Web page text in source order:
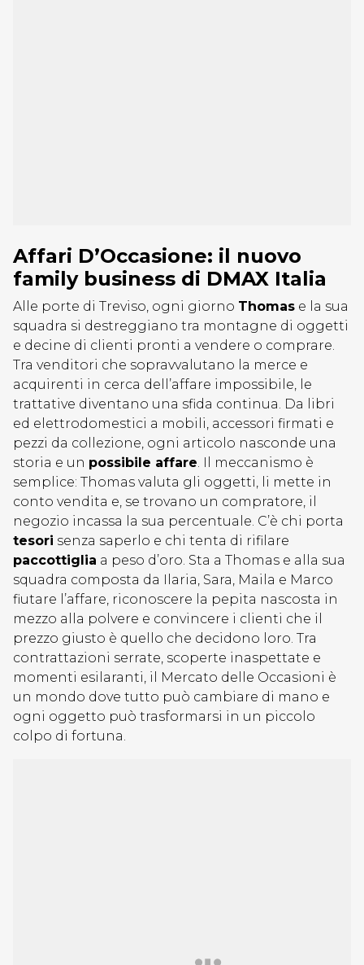
Affari D’Occasione: il nuovo
family business di DMAX Italia
Alle porte di Treviso, ogni giorno Thomas e la sua
squadra si destreggiano tra montagne di oggetti
e decine di clienti pronti a vendere o comprare.
Tra venditori che sopravvalutano la merce e
acquirenti in cerca dell’affare impossibile, le
trattative diventano una sfida continua. Da libri
ed elettrodomestici a mobili, accessori firmati e
pezzi da collezione, ogni articolo nasconde una
storia e un possibile affare. Il meccanismo è
semplice: Thomas valuta gli oggetti, li mette in
conto vendita e, se trovano un compratore, il
negozio incassa la sua percentuale. C’è chi porta
tesori senza saperlo e chi tenta di rifilare
paccottiglia a peso d’oro. Sta a Thomas e alla sua
squadra composta da Ilaria, Sara, Maila e Marco
fiutare l’affare, riconoscere la pepita nascosta in
mezzo alla polvere e convincere i clienti che il
prezzo giusto è quello che decidono loro. Tra
contrattazioni serrate, scoperte inaspettate e
momenti esilaranti, il Mercato delle Occasioni è
un mondo dove tutto può cambiare di mano e
ogni oggetto può trasformarsi in un piccolo
colpo di fortuna.